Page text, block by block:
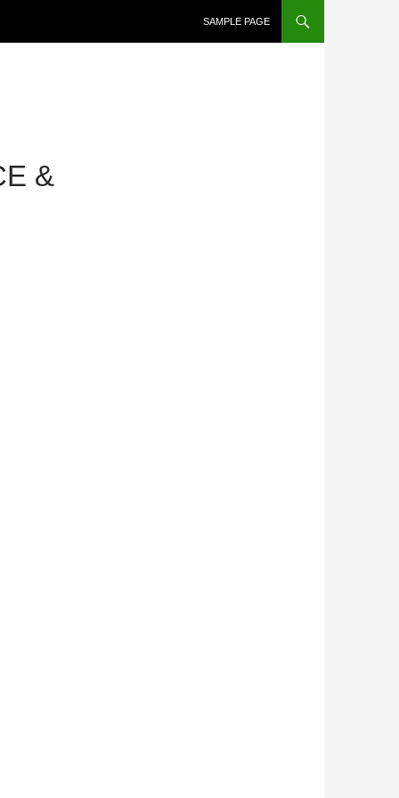
SAMPLE PAGE
&